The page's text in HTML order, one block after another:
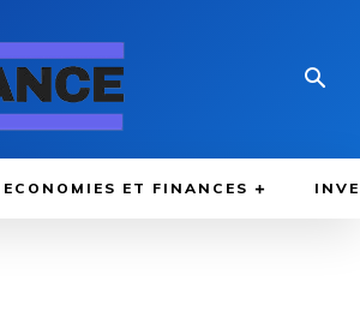
ECONOMIES ET FINANCES